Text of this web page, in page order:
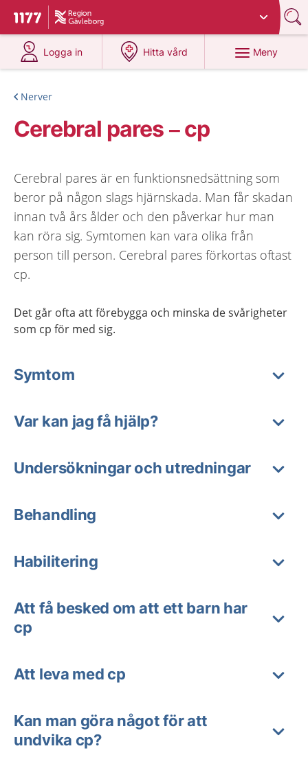
Till startsidan för 1177
Du har valt region
Logga in
på 1177.se
Hitta vård
på 1177.se
Meny
Nerver
Cerebral pares – cp
Cerebral pares är en funktionsnedsättning som
beror på någon slags hjärnskada. Man får skadan
innan två års ålder och den påverkar hur man
kan röra sig. Symtomen kan vara olika från
person till person. Cerebral pares förkortas oftast
cp.
Det går ofta att förebygga och minska de svårigheter
som cp för med sig.
Symtom
Var kan jag få hjälp?
Undersökningar och utredningar
Behandling
Habilitering
Att få besked om att ett barn har
cp
Att leva med cp
Kan man göra något för att
undvika cp?